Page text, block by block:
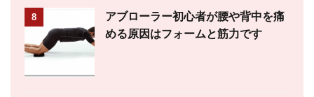
8
アブローラー初心者が腰や背中を痛
める原因はフォームと筋力です